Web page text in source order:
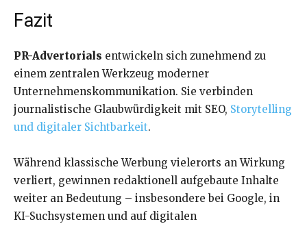
Fazit
PR-Advertorials entwickeln sich zunehmend zu
einem zentralen Werkzeug moderner
Unternehmenskommunikation. Sie verbinden
journalistische Glaubwürdigkeit mit SEO, Storytelling
und digitaler Sichtbarkeit.
Während klassische Werbung vielerorts an Wirkung
verliert, gewinnen redaktionell aufgebaute Inhalte
weiter an Bedeutung – insbesondere bei Google, in
KI-Suchsystemen und auf digitalen